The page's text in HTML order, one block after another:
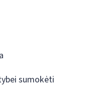
sumokėti